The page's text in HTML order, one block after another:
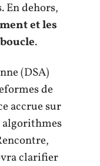
En dehors,
et les
.
(DSA)
de
accrue sur
clarifier